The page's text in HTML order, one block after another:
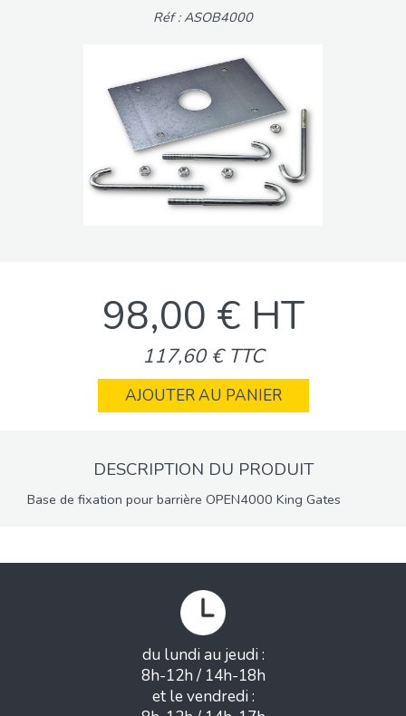
Réf : ASOB4000
98,00 € HT
117,60 € TTC
AJOUTER AU PANIER
DESCRIPTION DU PRODUIT
Base de fixation pour barrière OPEN4000 King Gates
du lundi au jeudi :
8h-12h / 14h-18h
et le vendredi :